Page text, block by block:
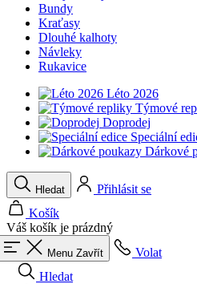
Bundy
Kraťasy
Dlouhé kalhoty
Návleky
Rukavice
Léto 2026
Týmové
Doprodej
Speciální
Dárkové
Hledat
Přihlásit se
Košík
Váš košík je prázdný
Menu Zavřít
Volat
Hledat
product[40001949]
product[40001947]
product[40001960]
product[24054]
product[40001944]
product[40001876]
product[40001948]
product[40001875]